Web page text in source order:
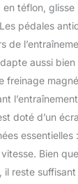
grâce
rame
par
en téflon,
pédales
de
aussi
freinage
doté d’un
essentielles
Bien
il reste